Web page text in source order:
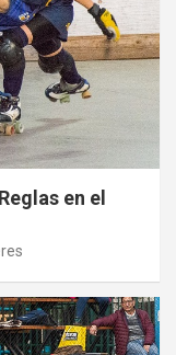
en el